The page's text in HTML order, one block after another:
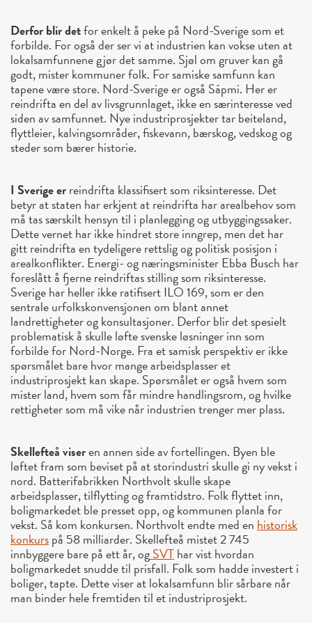
Derfor blir detfor enkelt å peke på Nord-Sverige som et
forbilde. For også der ser vi at industrien kan vokse uten at
lokalsamfunnene gjør det samme. Sjøl om gruver kan gå
godt, mister kommuner folk. For samiske samfunn kan
tapene være store. Nord-Sverige er også Sápmi. Her er
reindrifta en del av livsgrunnlaget, ikke en særinteresse ved
siden av samfunnet. Nye industriprosjekter tar beiteland,
flyttleier, kalvingsområder, fiskevann, bærskog, vedskog og
steder som bærer historie.
I Sverige erreindrifta klassifisert som riksinteresse. Det
betyr at staten har erkjent at reindrifta har arealbehov som
må tas særskilt hensyn til i planlegging og utbyggingssaker.
Dette vernet har ikke hindret store inngrep, men det har
gitt reindrifta en tydeligere rettslig og politisk posisjon i
arealkonflikter. Energi- og næringsminister Ebba Busch har
foreslått å fjerne reindriftas stilling som riksinteresse.
Sverige har heller ikke ratifisert ILO 169, som er den
sentrale urfolkskonvensjonen om blant annet
landrettigheter og konsultasjoner. Derfor blir det spesielt
problematisk å skulle løfte svenske løsninger inn som
forbilde for Nord-Norge. Fra et samisk perspektiv er ikke
spørsmålet bare hvor mange arbeidsplasser et
industriprosjekt kan skape. Spørsmålet er også hvem som
mister land, hvem som får mindre handlingsrom, og hvilke
rettigheter som må vike når industrien trenger mer plass.
Skellefteå viseren annen side av fortellingen. Byen ble
løftet fram som beviset på at storindustri skulle gi ny vekst i
nord. Batterifabrikken Northvolt skulle skape
arbeidsplasser, tilflytting og framtidstro. Folk flyttet inn,
boligmarkedet ble presset opp, og kommunen planla for
vekst. Så kom konkursen. Northvolt endte med en historisk
konkurspå 58 milliarder. Skellefteå mistet 2 745
innbyggere bare på ett år, ogSVThar vist hvordan
boligmarkedet snudde til prisfall. Folk som hadde investert i
boliger, tapte. Dette viser at lokalsamfunn blir sårbare når
man binder hele fremtiden til et industriprosjekt.